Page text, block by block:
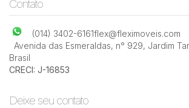
Contato
(014) 3402-6161flex@fleximoveis.com
Avenida das Esmeraldas, n° 929, Jardim
Brasil
CRECI: J-16853
Deixe seu contato